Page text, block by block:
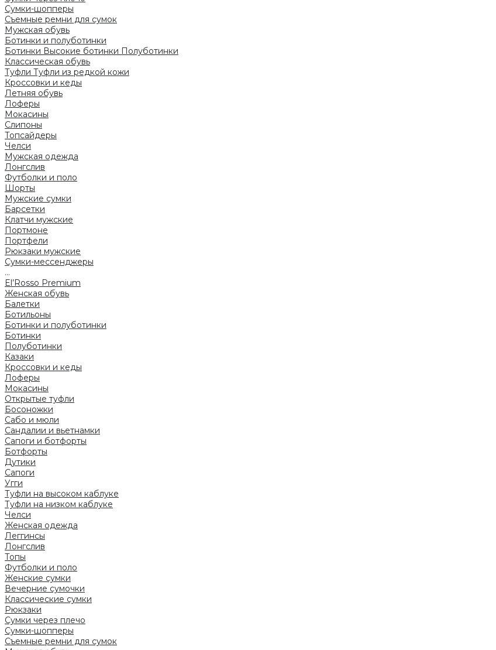
Сумки-шопперы
Съемные ремни для сумок
Мужская обувь
Ботинки и полуботинки
Ботинки Высокие ботинки Полуботинки
Классическая обувь
Туфли Туфли из редкой кожи
Кроссовки и кеды
Летняя обувь
Лоферы
Мокасины
Слипоны
Топсайдеры
Челси
Мужская одежда
Лонгслив
Футболки и поло
Шорты
Мужские сумки
Барсетки
Клатчи мужские
Портмоне
Портфели
Рюкзаки мужские
Сумки-мессенджеры
...
El’Rosso Premium
Женская обувь
Балетки
Ботильоны
Ботинки и полуботинки
Ботинки
Полуботинки
Казаки
Кроссовки и кеды
Лоферы
Мокасины
Открытые туфли
Босоножки
Сабо и мюли
Сандалии и вьетнамки
Сапоги и ботфорты
Ботфорты
Дутики
Сапоги
Угги
Туфли на высоком каблуке
Туфли на низком каблуке
Челси
Женская одежда
Леггинсы
Лонгслив
Топы
Футболки и поло
Женские сумки
Вечерние сумочки
Классические сумки
Рюкзаки
Сумки через плечо
Сумки-шопперы
Съемные ремни для сумок